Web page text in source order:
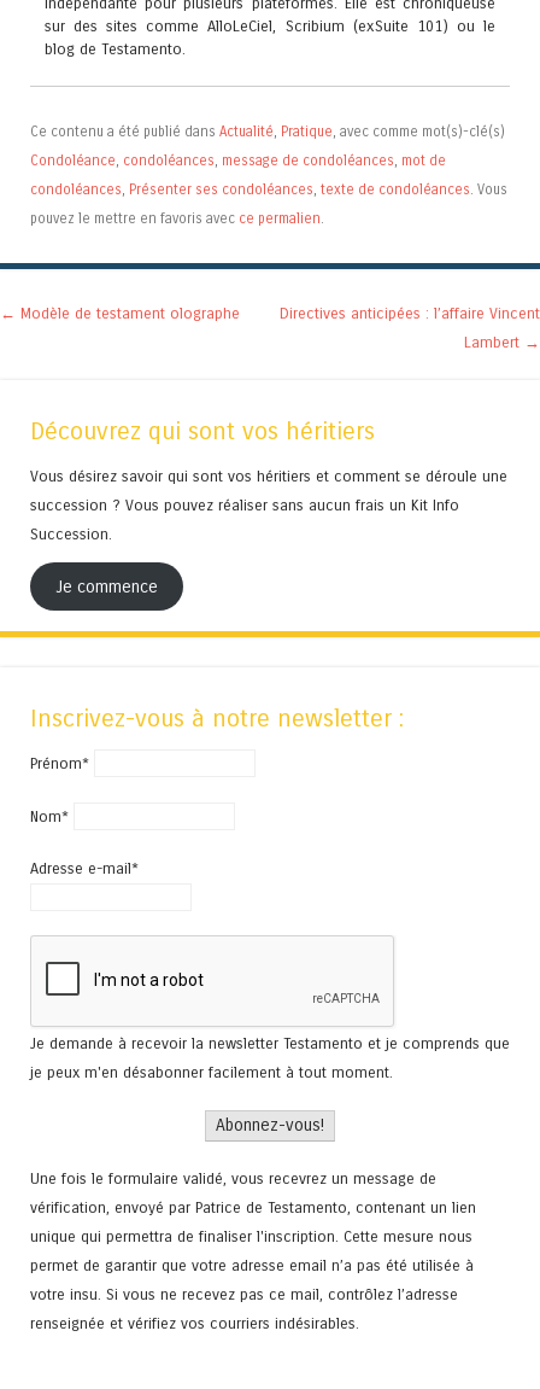
sur des sites comme AlloLeCiel, Scribium (exSuite 101) ou le
blog de Testamento.
Ce contenu a été publié dans Actualité Pratique , avec comme mot(s)-clé(s)
Condoléance condoléances message de condoléances mot de
condoléances Présenter ses condoléances texte de condoléances . Vous
pouvez le mettre en favoris avec ce permalien
Navigation des articles
← Modèle de testament olographe
Directives anticipées : l’affaire Vincent
Lambert →
Découvrez qui sont vos héritiers
Vous désirez savoir qui sont vos héritiers et comment se déroule une
succession ? Vous pouvez réaliser sans aucun frais un Kit Info
Succession.
Je commence
Inscrivez-vous à notre newsletter :
Prénom*
Nom*
Adresse e-mail*
Je demande à recevoir la newsletter Testamento et je comprends que
je peux m'en désabonner facilement à tout moment.
Une fois le formulaire validé, vous recevrez un message de
vérification, envoyé par Patrice de Testamento, contenant un lien
unique qui permettra de finaliser l'inscription. Cette mesure nous
permet de garantir que votre adresse email n’a pas été utilisée à
votre insu. Si vous ne recevez pas ce mail, contrôlez l’adresse
renseignée et vérifiez vos courriers indésirables.